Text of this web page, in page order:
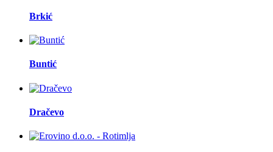
Brkić
Buntić
Dračevo